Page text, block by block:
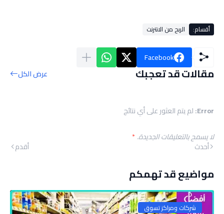
أقسام: الربح من الانترنت
Facebook
مقالات قد تعجبك عرض الكل
Error: لم يتم العثور على أي نتائج
لا يسمح بالتعليقات الجديدة.*
أحدث أقدم
مواضيع قد تهمكم
شركات ومراكز تسوق